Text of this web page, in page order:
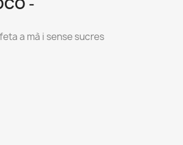
-
a mà i sense sucres